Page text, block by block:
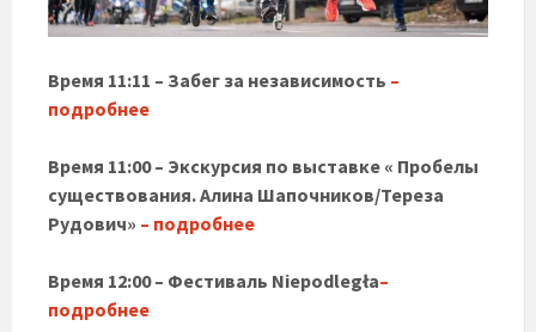
Время 11:11 – Забег за независимость –
подробнее
Время 11:00 – Экскурсия по выставке « Пробелы
существования. Алина Шапочников/Тереза ​​
Рудович» – подробнее
Время 12:00 – Фестиваль Niepodległa–
подробнее